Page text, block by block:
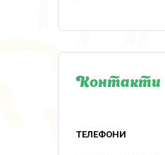
Контакти